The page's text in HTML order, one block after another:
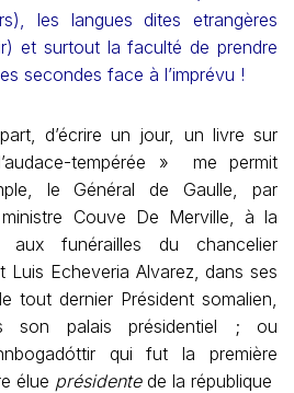
les langues dites etrangères
et surtout la faculté de prendre
secondes face à l’imprévu !
d’écrire un jour, un livre sur
tempérée » me permit
le Général de Gaulle, par
Couve De Merville, à la
aux funérailles du chancelier
Luis Echeveria Alvarez, dans ses
tout dernier Président somalien,
son palais présidentiel ; ou
qui fut la première
élue présidentede la république